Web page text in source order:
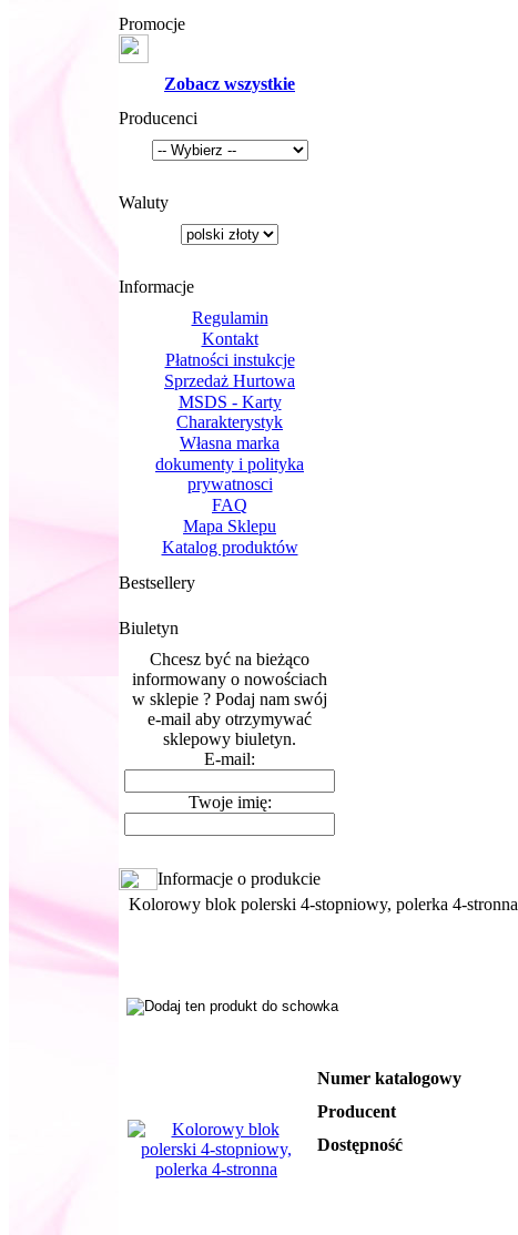
Promocje
Zobacz wszystkie
Producenci
Waluty
Informacje
Regulamin
Kontakt
Płatności instukcje
Sprzedaż Hurtowa
MSDS - Karty
Charakterystyk
Własna marka
dokumenty i polityka
prywatnosci
FAQ
Mapa Sklepu
Katalog produktów
Bestsellery
Biuletyn
Chcesz być na bieżąco
informowany o nowościach
w sklepie ? Podaj nam swój
e-mail aby otrzymywać
sklepowy biuletyn.
E-mail:
Twoje imię:
Informacje o produkcie
Kolorowy blok polerski 4-stopniowy, polerka 4-stronna
Numer katalogowy
Producent
Dostępność